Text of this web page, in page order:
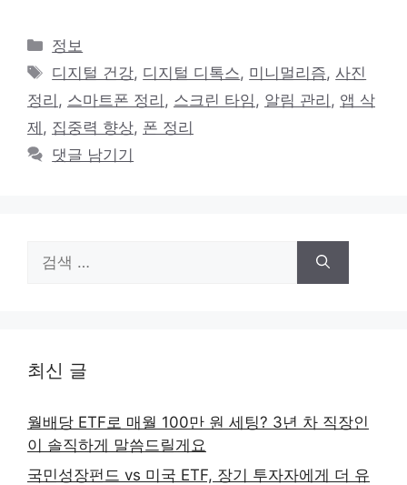
카
테
고
리
정보
태
그
디지털 건강, 디지털 디톡스, 미니멀리즘, 사진
정리 , 스마트폰 정리 , 스크린 타임 , 알림 관리 , 앱 삭
제 , 집중력 향상, 폰 정리
댓글 남기기
색:
최신 글
월배당 ETF로 매월 100만 원 세팅? 3년 차 직장인
이 솔직하게 말씀드릴게요
국민성장펀드 vs 미국 ETF, 장기 투자자에게 더 유